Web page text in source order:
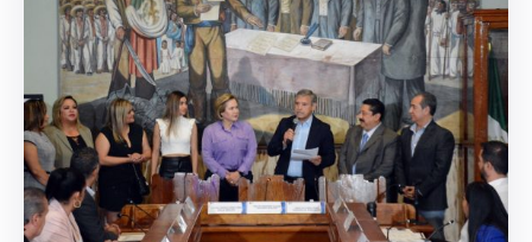
Trámites
Servicios
Licitaciones
Transparencia
Directorio